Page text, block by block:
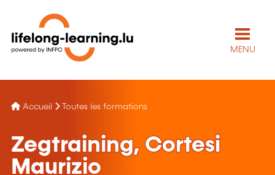
MENU
Accueil Toutes les formations
Zegtraining, Cortesi
Maurizio